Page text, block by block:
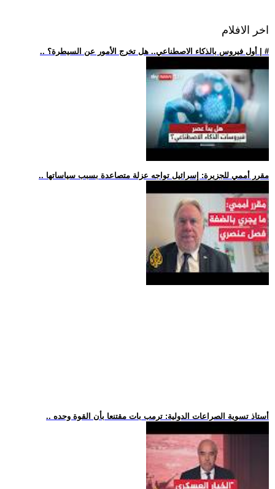
اخر الافلام
.. أول فيروس بالذكاء الاصطناعي.. هل تخرج الأمور عن السيطرة؟ | #
.. مقرر أممي للجزيرة: إسرائيل تواجه عزلة متصاعدة بسبب سياساتها
.. أستاذ تسوية الصراعات الدولية: ترمب بات مقتنعا بأن القوة وحده